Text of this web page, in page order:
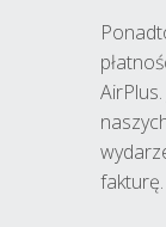
fakturę.